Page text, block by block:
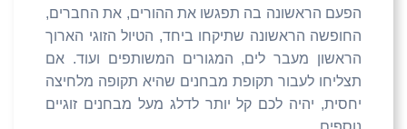
הפעם הראשונה בה תפגשו את ההורים, את החברים,
החופשה הראשונה שתיקחו ביחד, הטיול הזוגי הארוך
הראשון מעבר לים, המגורים המשותפים ועוד. אם
תצליחו לעבור תקופת מבחנים שהיא תקופה מלחיצה
יחסית, יהיה לכם קל יותר לדלג מעל מבחנים זוגיים